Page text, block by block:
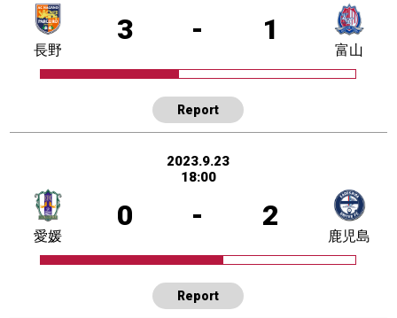
3 - 1
長野 富山
Report
2023.9.23
18:00
0 - 2
愛媛 鹿児島
Report